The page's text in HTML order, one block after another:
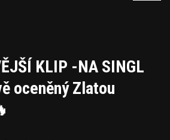
KLIP -NA SINGL
oceněný Zlatou